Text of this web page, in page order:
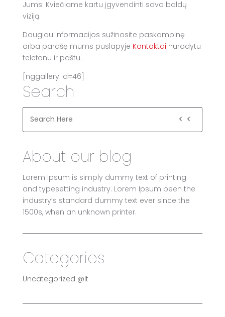
Jums. Kviečiame kartu įgyvendinti savo baldų
viziją.
Daugiau informacijos sužinosite paskambinę
arba parašę mums puslapyje Kontaktai nurodytu
telefonu ir paštu.
[nggallery id=46]
Search
About our blog
Lorem Ipsum is simply dummy text of printing
and typesetting industry. Lorem Ipsum been the
industry’s standard dummy text ever since the
1500s, when an unknown printer.
Categories
Uncategorized @lt